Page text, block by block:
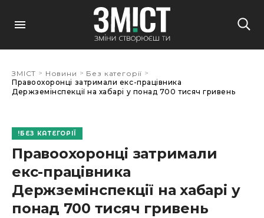
ЗМІСТ > Новини > Без категорії >
Правоохоронці затримали екс-працівника
Держземінспекції на хабарі у понад 700 тисяч гривень
БЕЗ КАТЕГОРІЇ
Правоохоронці затримали
екс-працівника
Держземінспекції на хабарі у
понад 700 тисяч гривень